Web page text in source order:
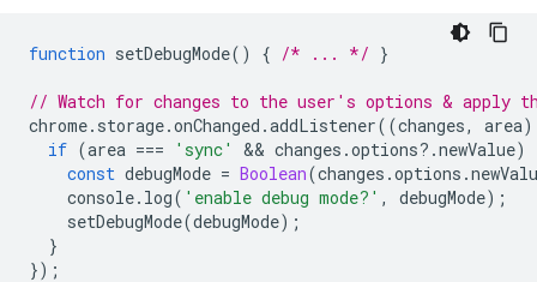
function setDebugMode() { /* ... */ }
// Watch for changes to the user's options & apply
chrome. storage.onChanged .addListener((changes, area)
if (area === 'sync' && changes .options? .newValue)
const debugMode = Boolean(changes .options .
console. log( 'enable debug mode?' , debugMode);
setDebugMode(debugMode);
}
});